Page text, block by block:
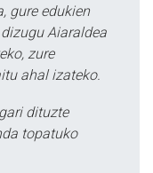
gure edukien
Aiaraldea
zure
ahal izateko.
dituzte
topatuko